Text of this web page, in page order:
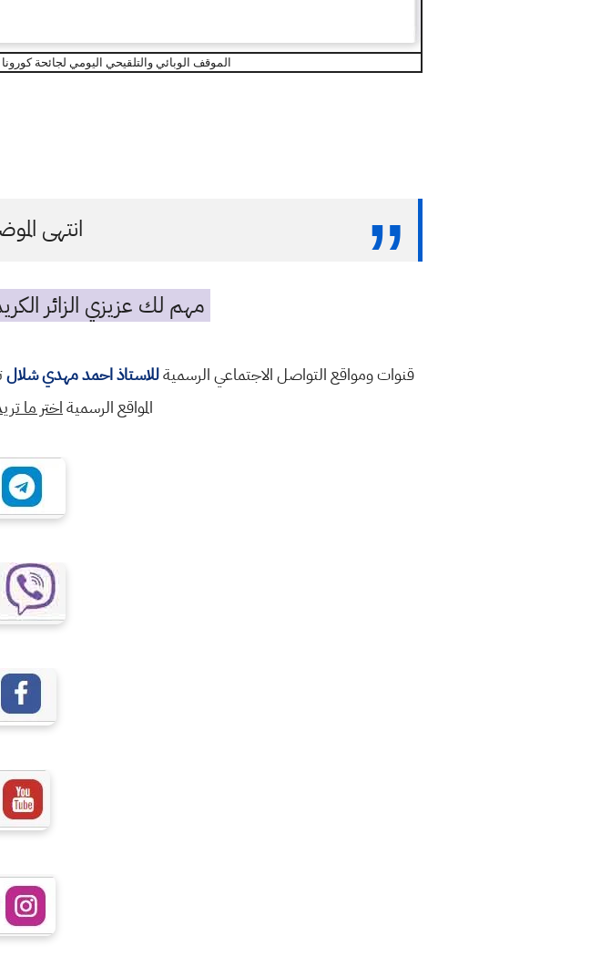
الموقف الوبائي والتلقيحي اليومي لجائحة كورونا في العراق
انتهى
مهم لك عزيزي الزائر
قنوات ومواقع التواصل الاجتماعي الرسميةللاستاذ احمد مهدي شلال
المواقع الرسميةاختر ما